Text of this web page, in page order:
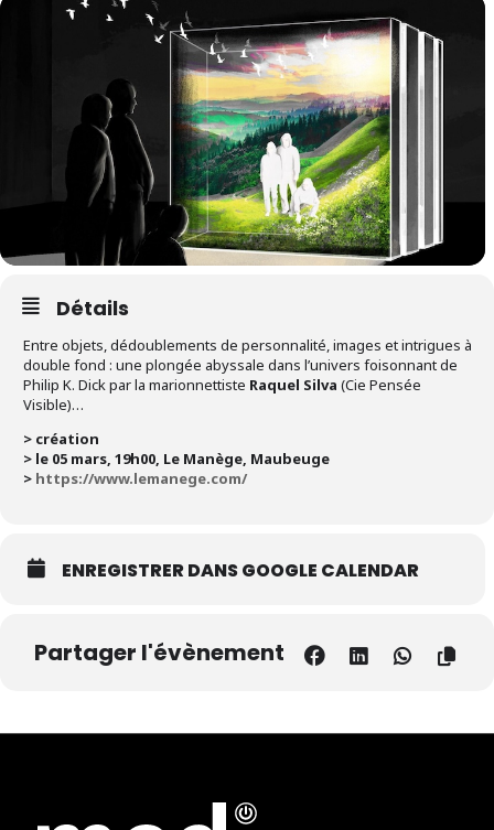
Détails
Entre objets, dédoublements de personnalité, images et intrigues à
double fond : une plongée abyssale dans l’univers foisonnant de
Philip K. Dick par la marionnettiste Raquel Silva (Cie Pensée
Visible)…
> création
> le 05 mars, 19h00, Le Manège, Maubeuge
> https://www.lemanege.com/
ENREGISTRER DANS GOOGLE CALENDAR
Partager l'évènement